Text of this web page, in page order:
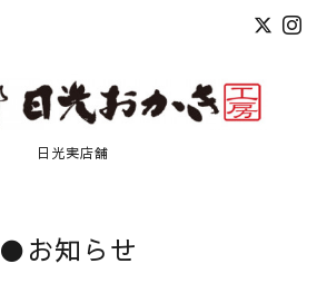
日光実店舗
●お知らせ